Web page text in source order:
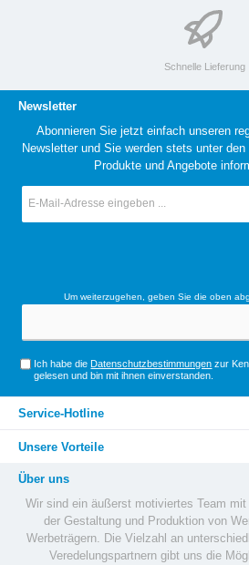
Schnelle Lieferung
Newsletter
Abonnieren Sie jetzt einfach unseren
Newsletter und Sie werden stets unter
Produkte und Angebote
Um weiterzugehen, geben Sie die oben
Ich habe dieDatenschutzbestimmungen zur
gelesen und bin mit ihnen einverstanden.
Service-Hotline
Unsere Vorteile
Über uns
Wir sind ein äußerst motiviertes Team mit
der Gestaltung und Produktion von
Werbeträgern. Die Vielzahl an
Veredelungspartnern gibt uns die